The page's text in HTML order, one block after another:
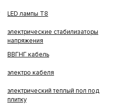
LED лампы Т8
электрические стабилизаторы
напряжения
ВВГНГ кабель
электро кабеля
электрический теплый пол под
плитку